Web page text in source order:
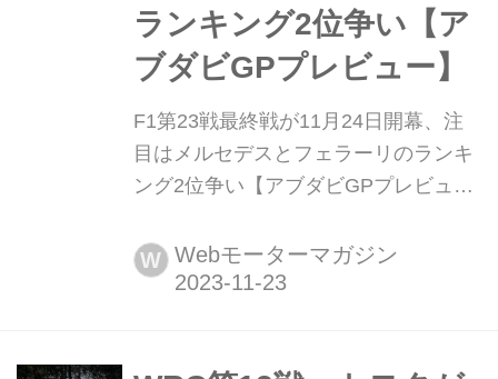
ランキング2位争い【ア
ブダビGPプレビュー】
F1第23戦最終戦が11月24日開幕、注
目はメルセデスとフェラーリのランキ
ング2位争い【アブダビGPプレビュ
戦アブダビGPがヤスマリーナ・サー
キットで開幕する。3月の開幕戦バー
W Webモーターマガジン